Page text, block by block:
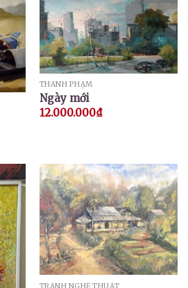
THÀNH PHẠM
Ngày mới
12.000.000₫